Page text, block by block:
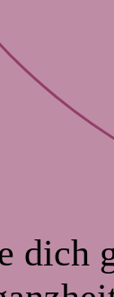
dich